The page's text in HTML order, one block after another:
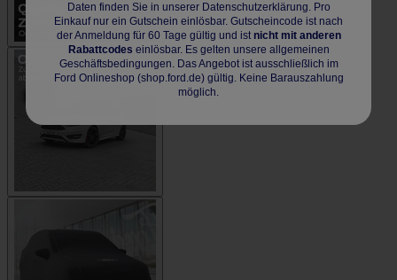
Daten finden Sie in unserer Datenschutzerklärung. Pro
Einkauf nur ein Gutschein einlösbar. Gutscheincode ist nach
der Anmeldung für 60 Tage gültig und ist nicht mit anderen
Rabattcodes einlösbar. Es gelten unsere allgemeinen
Geschäftsbedingungen. Das Angebot ist ausschließlich im
Ford Onlineshop (shop.ford.de) gültig. Keine Barauszahlung
möglich.